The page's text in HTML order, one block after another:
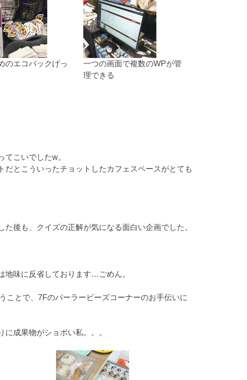
のエコバックげっ
一つの画面で複数のWPが管
理できる
こいでしたw。
とこういったチョットしたカフェスペースがとても
後も、クイズの正解が気になる面白い企画でした。
地味に反省しております…ごめん。
ことで、7Fのパーラービーズコーナーのお手伝いに
成果物がショボい私。。。